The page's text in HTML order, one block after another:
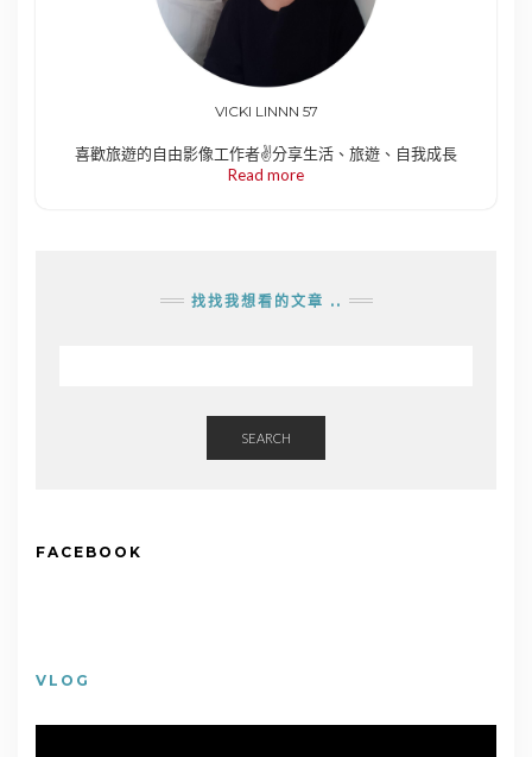
VICKI LINNN 57
喜歡旅遊的自由影像工作者✌️分享生活、旅遊、自我成長
Read more
找找我想看的文章 ..
SEARCH
FACEBOOK
VLOG